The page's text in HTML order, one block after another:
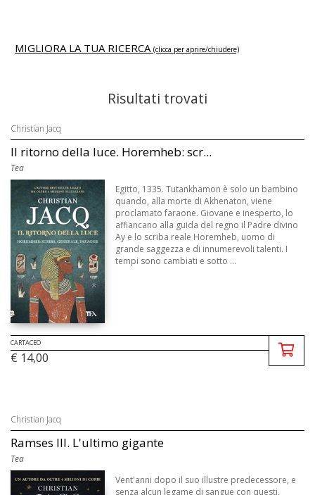
MIGLIORA LA TUA RICERCA (clicca per aprire/chiudere)
Risultati trovati
Christian Jacq
Il ritorno della luce. Horemheb: scr...
Tea
Egitto, 1335. Tutankhamon è solo un bambino
quando, alla morte di Akhenaton, viene
proclamato faraone. Giovane e inesperto, lo
affiancano alla guida del regno il Padre divino
Ay e lo scriba reale Horemheb, uomo di
grande saggezza e di innumerevoli talenti. I
tempi sono cambiati e sotto ...
CARTACEO
€ 14,00
Christian Jacq
Ramses III. L'ultimo gigante
Tea
Vent'anni dopo il suo illustre predecessore, e
senza alcun legame di sangue con questi,